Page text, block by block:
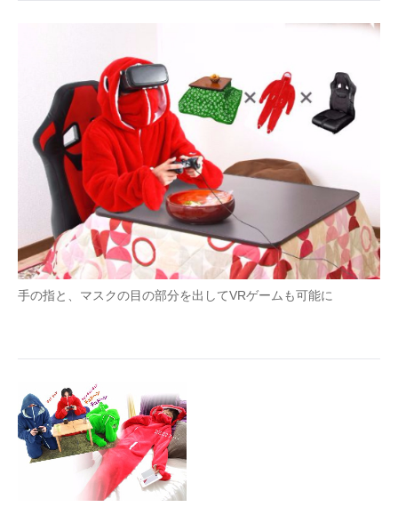
手の指と、マスクの目の部分を出してVRゲームも可能に